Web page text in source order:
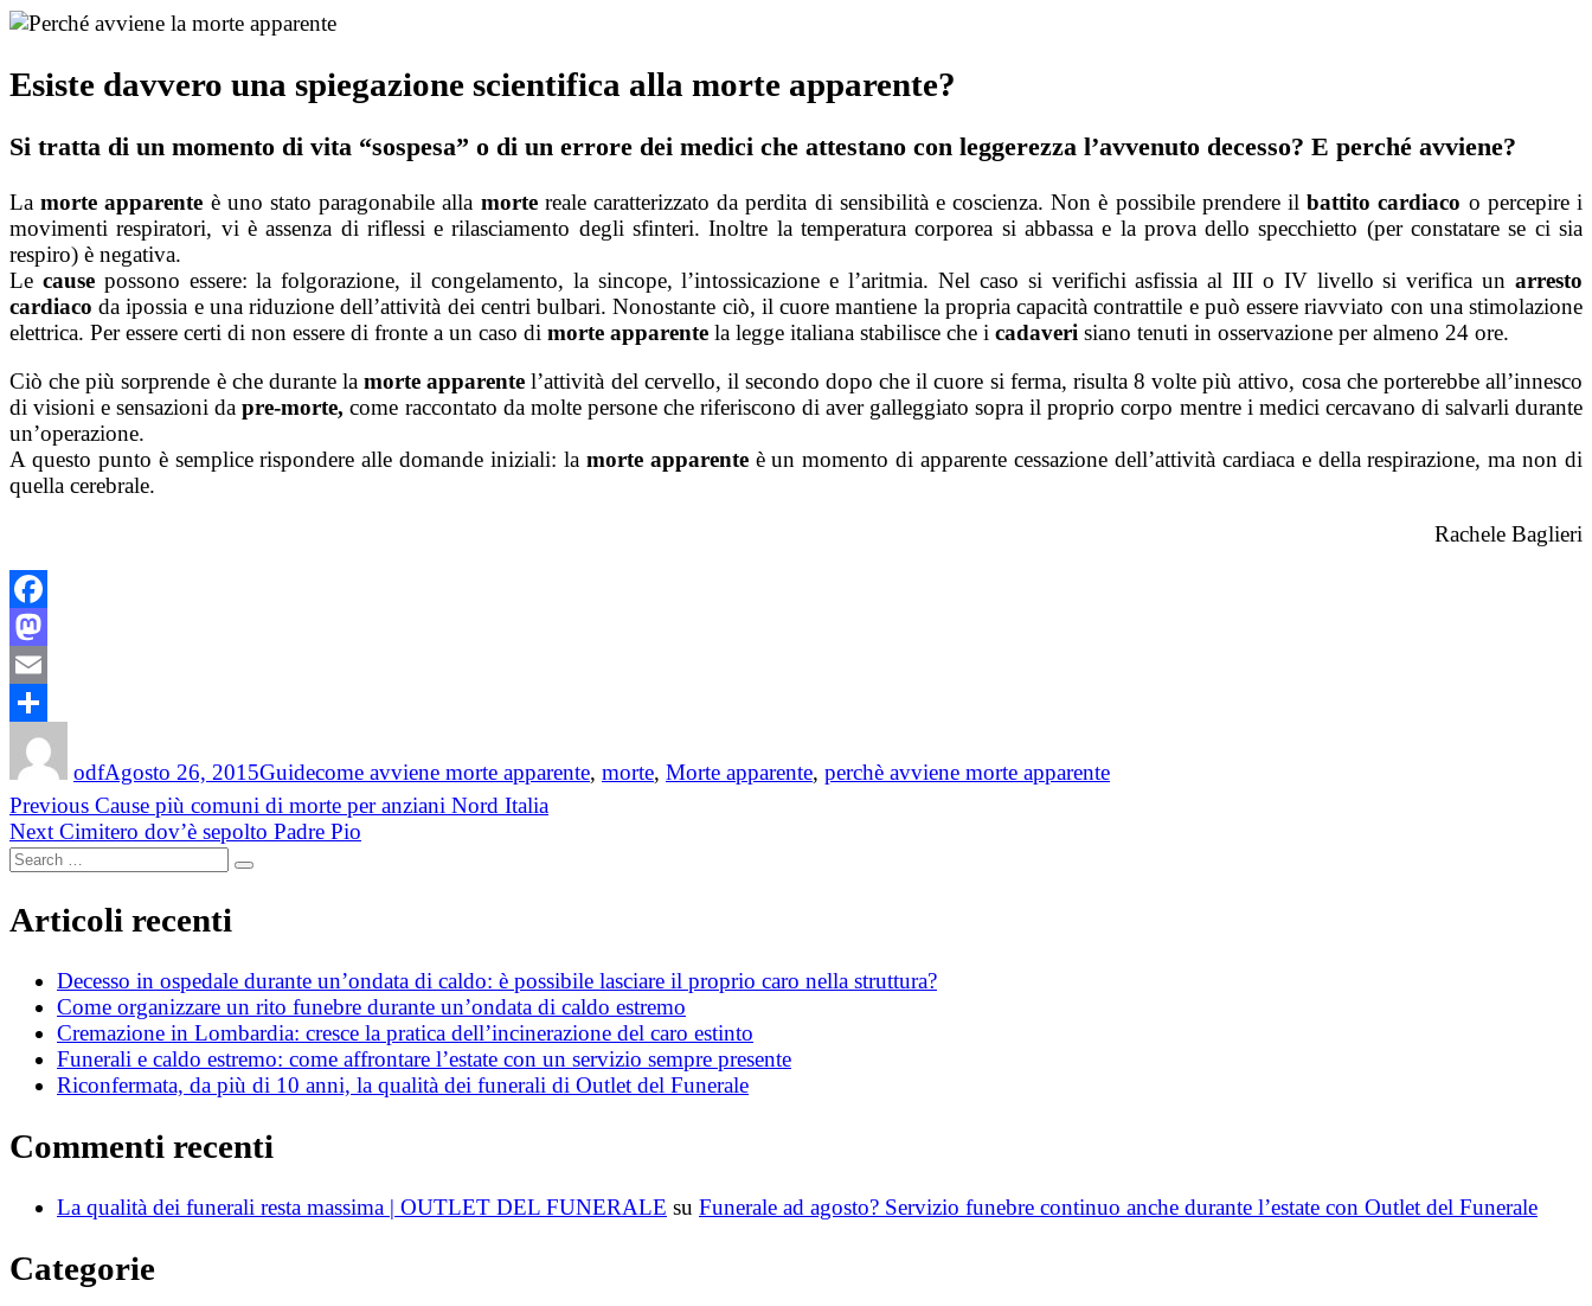
Esiste davvero una spiegazione scientifica alla morte apparente?
Si tratta di un momento di vita “sospesa” o di un errore dei medici che attestano con leggerezza l’avvenuto decesso? E perché avviene?
Lamorte apparente è uno stato paragonabile alla mortereale caratterizzato da perdita di sensibilità e coscienza. Non è possibile prendere ilbattito cardiaco o percepire i
movimenti respiratori, vi è assenza di riflessi e rilasciamento degli sfinteri. Inoltre la temperatura corporea si abbassa e la prova dello specchietto (per constatare se ci sia
respiro) è negativa.
Le causepossono essere: la folgorazione, il congelamento, la sincope, l’intossicazione e l’aritmia. Nel caso si verifichi asfissia al III o IV livello si verifica un arresto
cardiaco da ipossia e una riduzione dell’attività dei centri bulbari. Nonostante ciò, il cuore mantiene la propria capacità contrattile e può essere riavviato con una stimolazione
elettrica. Per essere certi di non essere di fronte a un caso di morte apparente la legge italiana stabilisce che i cadaveri siano tenuti in osservazione per almeno 24 ore.
Ciò che più sorprende è che durante lamorte apparente l’attività del cervello, il secondo dopo che il cuore si ferma, risulta 8 volte più attivo, cosa che porterebbe all’innesco
di visioni e sensazioni dapre-morte, come raccontato da molte persone che riferiscono di aver galleggiato sopra il proprio corpo mentre i medici cercavano di salvarli durante
un’operazione.
A questo punto è semplice rispondere alle domande iniziali: la morte apparenteè un momento di apparente cessazione dell’attività cardiaca e della respirazione, ma non di
quella cerebrale.
Rachele Baglieri
Facebook
Mastodon
Email
Condividi
odf
on
Agosto 26, 2015Guidecome avviene morte apparente, morte, Morte apparente, perchè avviene morte apparente
Navigazione
articoli
Previous Previous
post:
Cause più comuni di morte per anziani Nord Italia
Next Next
post:
Cimitero dov’è sepolto Padre Pio
Search
Search
Articoli recenti
Decesso in ospedale durante un’ondata di caldo: è possibile lasciare il proprio caro nella struttura?
Come organizzare un rito funebre durante un’ondata di caldo estremo
Cremazione in Lombardia: cresce la pratica dell’incinerazione del caro estinto
Funerali e caldo estremo: come affrontare l’estate con un servizio sempre presente
Riconfermata, da più di 10 anni, la qualità dei funerali di Outlet del Funerale
Commenti recenti
La qualità dei funerali resta massima | OUTLET DEL FUNERALE su Funerale ad agosto? Servizio funebre continuo anche durante l’estate con Outlet del Funerale
Categorie